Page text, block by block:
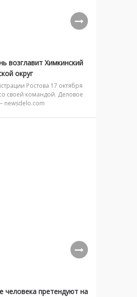
возглавит Химкинский
округ
Ростова 17 октября
своей командой. Деловое
newsdelo.com
человека претендуют на